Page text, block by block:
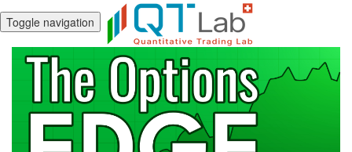
Toggle navigation